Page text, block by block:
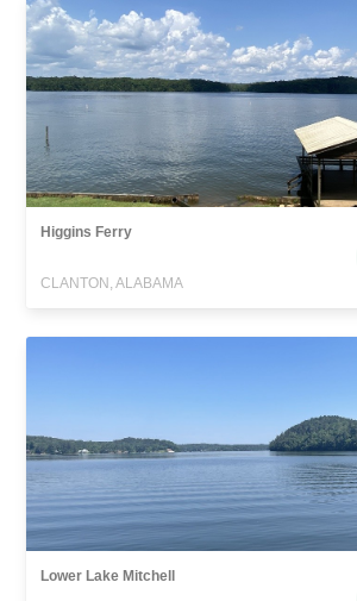
Higgins Ferry
CLANTON, ALABAMA
Lower Lake Mitchell